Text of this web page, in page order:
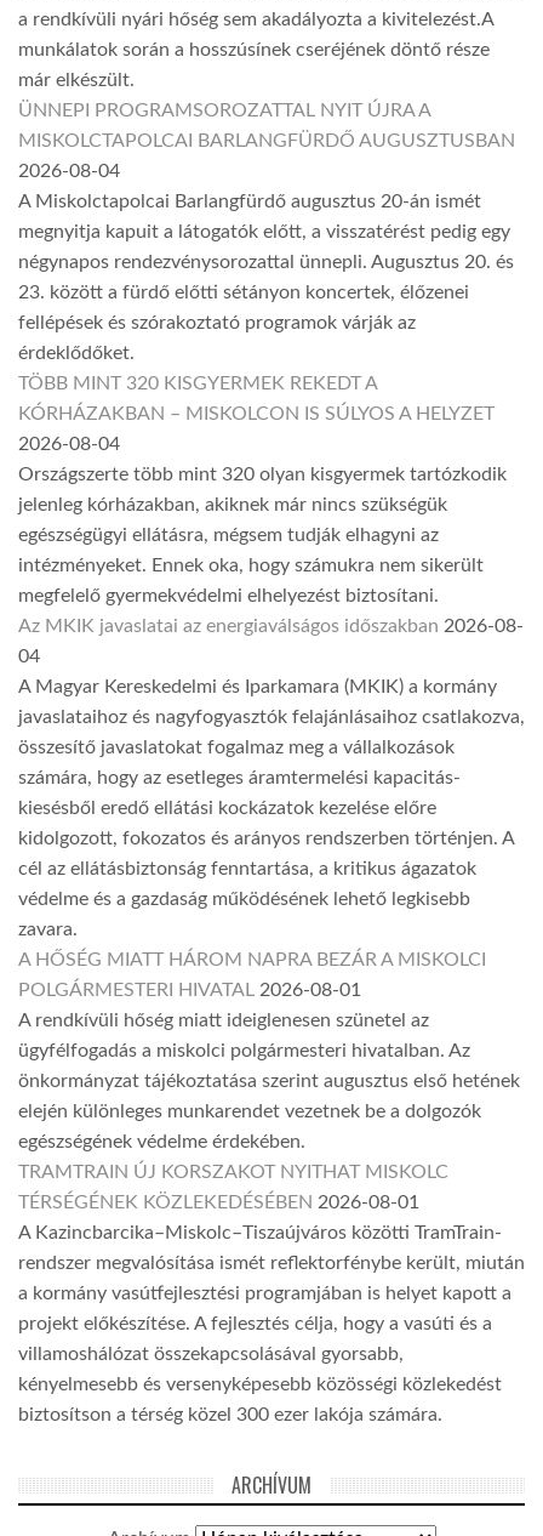
a rendkívüli nyári hőség sem akadályozta a kivitelezést.A
munkálatok során a hosszúsínek cseréjének döntő része
már elkészült.
ÜNNEPI PROGRAMSOROZATTAL NYIT ÚJRA A
MISKOLCTAPOLCAI BARLANGFÜRDŐ AUGUSZTUSBAN
2026-08-04
A Miskolctapolcai Barlangfürdő augusztus 20-án ismét
megnyitja kapuit a látogatók előtt, a visszatérést pedig egy
négynapos rendezvénysorozattal ünnepli. Augusztus 20. és
23. között a fürdő előtti sétányon koncertek, élőzenei
fellépések és szórakoztató programok várják az
érdeklődőket.
TÖBB MINT 320 KISGYERMEK REKEDT A
KÓRHÁZAKBAN – MISKOLCON IS SÚLYOS A HELYZET
2026-08-04
Országszerte több mint 320 olyan kisgyermek tartózkodik
jelenleg kórházakban, akiknek már nincs szükségük
egészségügyi ellátásra, mégsem tudják elhagyni az
intézményeket. Ennek oka, hogy számukra nem sikerült
megfelelő gyermekvédelmi elhelyezést biztosítani.
Az MKIK javaslatai az energiaválságos időszakban 2026-08-
04
A Magyar Kereskedelmi és Iparkamara (MKIK) a kormány
javaslataihoz és nagyfogyasztók felajánlásaihoz csatlakozva,
összesítő javaslatokat fogalmaz meg a vállalkozások
számára, hogy az esetleges áramtermelési kapacitás-
kiesésből eredő ellátási kockázatok kezelése előre
kidolgozott, fokozatos és arányos rendszerben történjen. A
cél az ellátásbiztonság fenntartása, a kritikus ágazatok
védelme és a gazdaság működésének lehető legkisebb
zavara.
A HŐSÉG MIATT HÁROM NAPRA BEZÁR A MISKOLCI
POLGÁRMESTERI HIVATAL 2026-08-01
A rendkívüli hőség miatt ideiglenesen szünetel az
ügyfélfogadás a miskolci polgármesteri hivatalban. Az
önkormányzat tájékoztatása szerint augusztus első hetének
elején különleges munkarendet vezetnek be a dolgozók
egészségének védelme érdekében.
TRAMTRAIN ÚJ KORSZAKOT NYITHAT MISKOLC
TÉRSÉGÉNEK KÖZLEKEDÉSÉBEN 2026-08-01
A Kazincbarcika–Miskolc–Tiszaújváros közötti TramTrain-
rendszer megvalósítása ismét reflektorfénybe került, miután
a kormány vasútfejlesztési programjában is helyet kapott a
projekt előkészítése. A fejlesztés célja, hogy a vasúti és a
villamoshálózat összekapcsolásával gyorsabb,
kényelmesebb és versenyképesebb közösségi közlekedést
biztosítson a térség közel 300 ezer lakója számára.
ARCHÍVUM